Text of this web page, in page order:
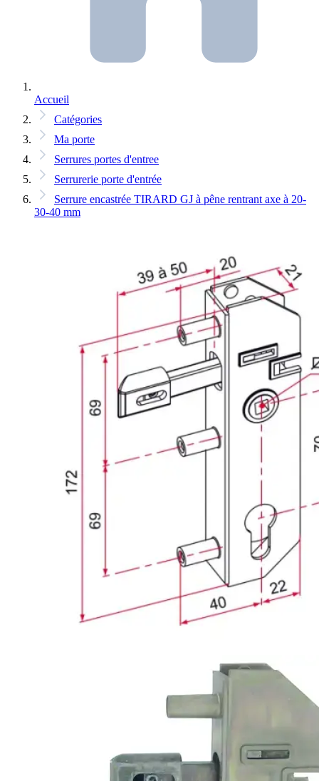
Accueil
Catégories
Ma porte
Serrures portes d'entree
Serrurerie porte d'entrée
Serrure encastrée TIRARD GJ à pêne rentrant axe à 20-
30-40 mm